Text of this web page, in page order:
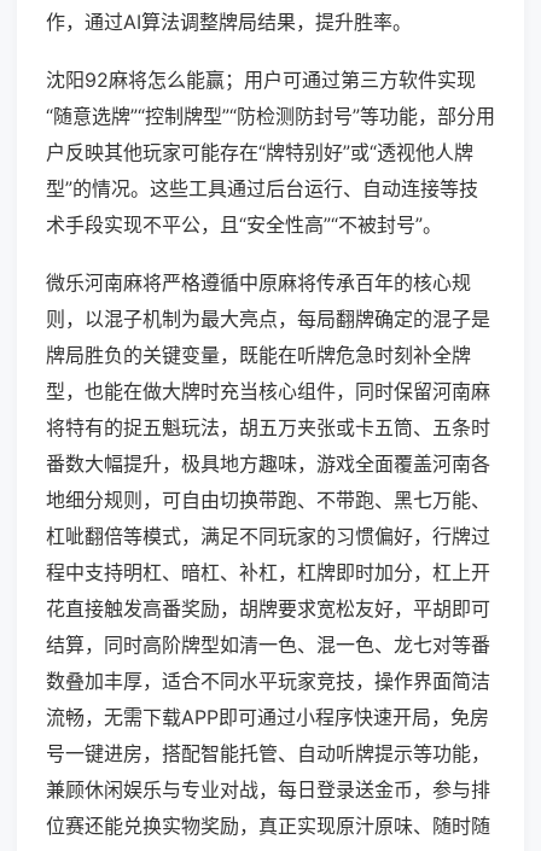
作，通过AI算法调整牌局结果，提升胜率。
沈阳92麻将怎么能赢；用户可通过第三方软件实现
“随意选牌”“控制牌型”“防检测防封号”等功能，部分用
户反映其他玩家可能存在“牌特别好”或“透视他人牌
型”的情况。这些工具通过后台运行、自动连接等技
术手段实现不平公，且“安全性高”“不被封号”。
微乐河南麻将严格遵循中原麻将传承百年的核心规
则，以混子机制为最大亮点，每局翻牌确定的混子是
牌局胜负的关键变量，既能在听牌危急时刻补全牌
型，也能在做大牌时充当核心组件，同时保留河南麻
将特有的捉五魁玩法，胡五万夹张或卡五筒、五条时
番数大幅提升，极具地方趣味，游戏全面覆盖河南各
地细分规则，可自由切换带跑、不带跑、黑七万能、
杠呲翻倍等模式，满足不同玩家的习惯偏好，行牌过
程中支持明杠、暗杠、补杠，杠牌即时加分，杠上开
花直接触发高番奖励，胡牌要求宽松友好，平胡即可
结算，同时高阶牌型如清一色、混一色、龙七对等番
数叠加丰厚，适合不同水平玩家竞技，操作界面简洁
流畅，无需下载APP即可通过小程序快速开局，免房
号一键进房，搭配智能托管、自动听牌提示等功能，
兼顾休闲娱乐与专业对战，每日登录送金币，参与排
位赛还能兑换实物奖励，真正实现原汁原味、随时随